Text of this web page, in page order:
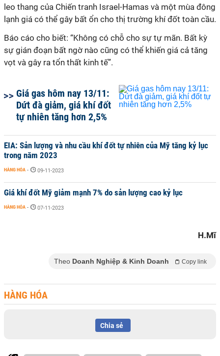
leo thang của Chiến tranh Israel-Hamas và một mùa đông
lạnh giá có thể gây bất ổn cho thị trường khí đốt toàn cầu.
Báo cáo cho biết: “Không có chỗ cho sự tự mãn. Bất kỳ
sự gián đoạn bất ngờ nào cũng có thể khiến giá cả tăng
vọt và gây ra tổn thất kinh tế”.
Giá gas hôm nay 13/11:
Dứt đà giảm, giá khí đốt
tự nhiên tăng hơn 2,5%
EIA: Sản lượng và nhu cầu khí đốt tự nhiên của Mỹ tăng kỷ lục
trong năm 2023
HÀNG HÓA - 09-11-2023
Giá khí đốt Mỹ giảm mạnh 7% do sản lượng cao kỷ lục
HÀNG HÓA - 07-11-2023
H.Mĩ
Theo Doanh Nghiệp & Kinh Doanh Copy link
HÀNG HÓA
Chia sẻ